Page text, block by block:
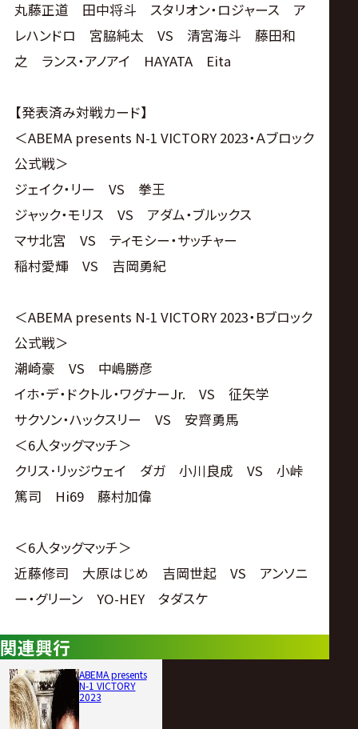
丸藤正道 田中将斗 スタリオン・ロジャース ア
レハンドロ 宮脇純太 VS 清宮海斗 藤田和
之 ランス・アノアイ HAYATA Eita
【発表済み対戦カード】
＜ABEMA presents N-1 VICTORY 2023・Ａブロック
公式戦＞
ジェイク・リー VS 拳王
ジャック・モリス VS アダム・ブルックス
マサ北宮 VS ティモシー・サッチャー
稲村愛輝 VS 吉岡勇紀
＜ABEMA presents N-1 VICTORY 2023・Bブロック
公式戦＞
潮崎豪 VS 中嶋勝彦
イホ・デ・ドクトル・ワグナーJr. VS 征矢学
サクソン・ハックスリー VS 安齊勇馬
＜6人タッグマッチ＞
クリス･リッジウェイ ダガ 小川良成 VS 小峠
篤司 Hi69 藤村加偉
＜6人タッグマッチ＞
近藤修司 大原はじめ 吉岡世起 VS アンソニ
ー・グリーン YO-HEY タダスケ
関連興行
ABEMA presents
N-1 VICTORY
2023